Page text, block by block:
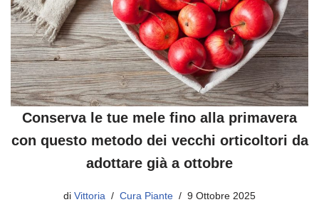
Conserva le tue mele fino alla primavera
con questo metodo dei vecchi orticoltori da
adottare già a ottobre
di Vittoria Cura Piante 9 Ottobre 2025